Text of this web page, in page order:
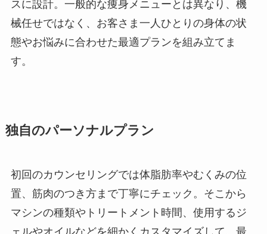
スに設計。一般的な痩身メニューとは異なり、機
械任せではなく、お客さま一人ひとりの身体の状
態やお悩みに合わせた最適プランを組み立てま
す。
独自のパーソナルプラン
初回のカウンセリングでは体脂肪率やむくみの位
置、筋肉のつき方まで丁寧にチェック。そこから
マシンの種類やトリートメント時間、使用するジ